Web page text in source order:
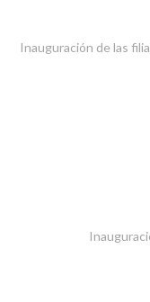
Inauguración de las